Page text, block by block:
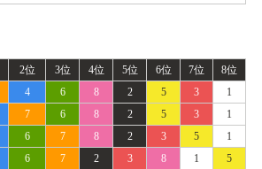
2位 3位 4位 5位 6位 7位
8位
4 6 8 2 5 3
1
7 6 8 2 5 3
1
6 7 8 2 3 5
1
6 7 2 3 8 1
5